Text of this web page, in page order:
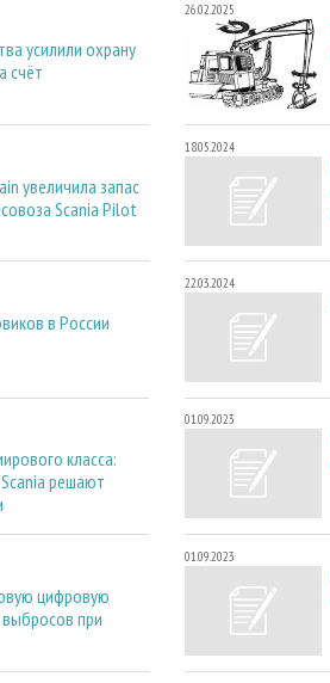
усилили охрану
счёт
увеличила запас
Scania Pilot
в России
класса:
решают
цифровую
выбросов при
26.02.2025
18.05.2024
22.03.2024
01.09.2023
01.09.2023